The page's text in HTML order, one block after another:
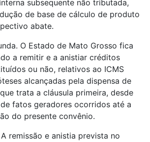
subsequente não tributada,
de base de cálculo de produto
abate.
O Estado de Mato Grosso fica
a remitir e a anistiar créditos
ou não, relativos ao ICMS
alcançadas pela dispensa de
trata a cláusula primeira, desde
fatos geradores ocorridos até a
do presente convênio.
remissão e anistia prevista no